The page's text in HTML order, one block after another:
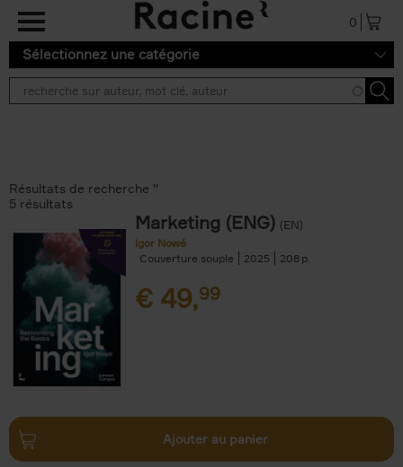
Aller au contenu principal
0
Sélectionnez une catégorie
Résultats de recherche ''
5 résultats
Marketing (ENG) (EN)
Igor Nowé
Couverture souple
2025 208
€ 49,99
Ajouter au panier